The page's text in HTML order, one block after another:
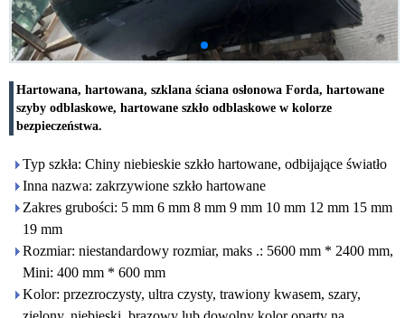
Hartowana, hartowana, szklana ściana osłonowa Forda, hartowane
szyby odblaskowe, hartowane szkło odblaskowe w kolorze
bezpieczeństwa.
Typ szkła: Chiny niebieskie szkło hartowane, odbijające światło
Inna nazwa: zakrzywione szkło hartowane
Zakres grubości: 5 mm 6 mm 8 mm 9 mm 10 mm 12 mm 15 mm
19 mm
Rozmiar: niestandardowy rozmiar, maks .: 5600 mm * 2400 mm,
Mini: 400 mm * 600 mm
Kolor: przezroczysty, ultra czysty, trawiony kwasem, szary,